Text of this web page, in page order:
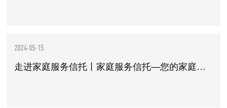
2024-05-15
走进家庭服务信托丨家庭服务信托—您的家庭财富“保险箱”